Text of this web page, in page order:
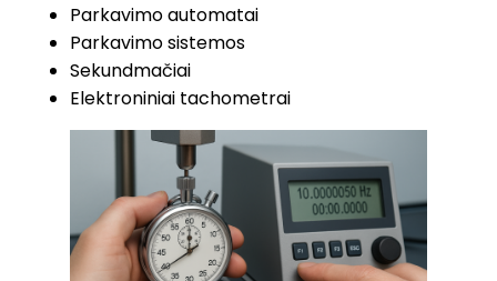
Parkavimo automatai
Parkavimo sistemos
Sekundmačiai
Elektroniniai tachometrai